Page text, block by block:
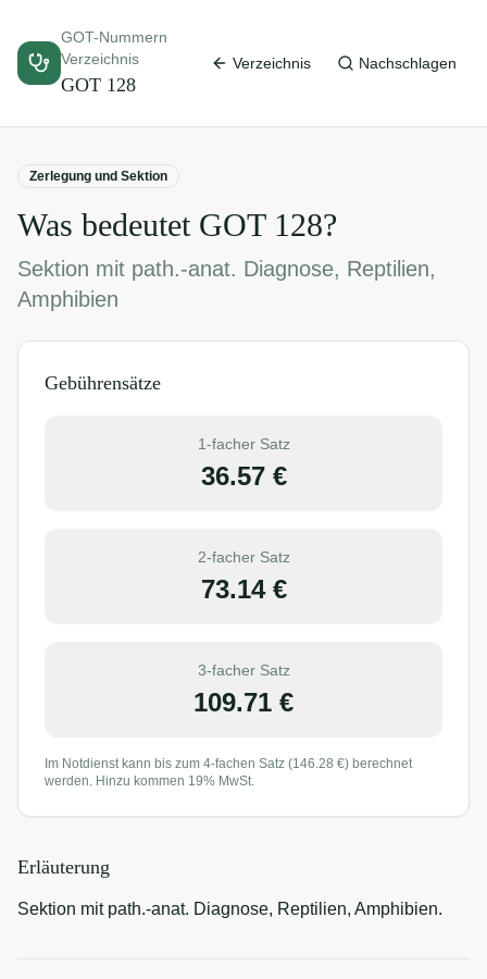
GOT-Nummern
Verzeichnis
GOT 128
Verzeichnis Nachschlagen
Zerlegung und Sektion
Was bedeutet GOT 128?
Sektion mit path.-anat. Diagnose, Reptilien,
Amphibien
Gebührensätze
1-facher Satz
36.57€
2-facher Satz
73.14€
3-facher Satz
109.71 €
Im Notdienst kann bis zum 4-fachen Satz (146.28 €) berechnet
werden. Hinzu kommen 19% MwSt.
Erläuterung
Sektion mit path.-anat. Diagnose, Reptilien, Amphibien.